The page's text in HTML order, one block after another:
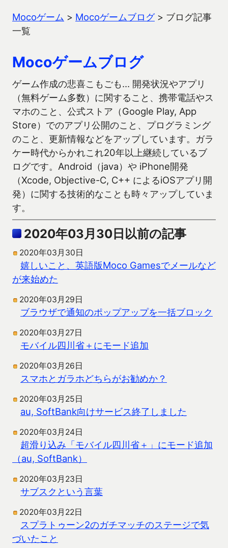
Mocoゲーム > Mocoゲームブログ> ブログ記事
一覧
Mocoゲームブログ
ゲーム作成の悲喜こもごも… 開発状況やアプリ
（無料ゲーム多数）に関すること、携帯電話やス
マホのこと、公式ストア（Google Play, App
Store）でのアプリ公開のこと、プログラミング
のこと、更新情報などをアップしています。ガラ
ケー時代からかれこれ20年以上継続しているブ
ログです。Android（java）や iPhone開発
（Xcode, Objective-C, C++ によるiOSアプリ開
発）に関する技術的なことも時々アップしていま
す。
2020年03月30日以前の記事
2020年03月30日
嬉しいこと、英語版Moco Gamesでメールなど
が来始めた
2020年03月29日
ブラウザで通知のポップアップを一括ブロック
2020年03月27日
モバイル四川省＋にモード追加
2020年03月26日
スマホとガラホどちらがお勧めか？
2020年03月25日
au, SoftBank向けサービス終了しました
2020年03月24日
超滑り込み「モバイル四川省＋」にモード追加
（au, SoftBank）
2020年03月23日
サブスクという言葉
2020年03月22日
スプラトゥーン2のガチマッチのステージで気
づいたこと